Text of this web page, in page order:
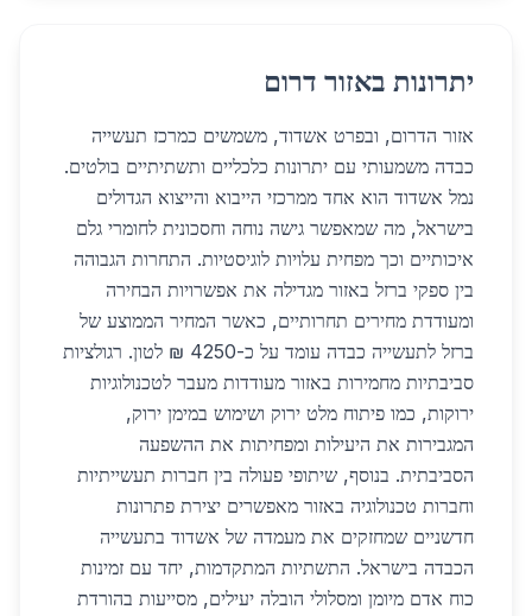
יתרונות באזור דרום
אזור הדרום, ובפרט אשדוד, משמשים כמרכז תעשייה
כבדה משמעותי עם יתרונות כלכליים ותשתיתיים בולטים.
נמל אשדוד הוא אחד ממרכזי הייבוא והייצוא הגדולים
בישראל, מה שמאפשר גישה נוחה וחסכונית לחומרי גלם
איכותיים וכך מפחית עלויות לוגיסטיות. התחרות הגבוהה
בין ספקי ברזל באזור מגדילה את אפשרויות הבחירה
ומעודדת מחירים תחרותיים, כאשר המחיר הממוצע של
ברזל לתעשייה כבדה עומד על כ-4250 ₪ לטון. רגולציות
סביבתיות מחמירות באזור מעודדות מעבר לטכנולוגיות
ירוקות, כמו פיתוח מלט ירוק ושימוש במימן ירוק,
המגבירות את היעילות ומפחיתות את ההשפעה
הסביבתית. בנוסף, שיתופי פעולה בין חברות תעשייתיות
וחברות טכנולוגיה באזור מאפשרים יצירת פתרונות
חדשניים שמחזקים את מעמדה של אשדוד בתעשייה
הכבדה בישראל. התשתיות המתקדמות, יחד עם זמינות
כוח אדם מיומן ומסלולי הובלה יעילים, מסייעות בהורדת